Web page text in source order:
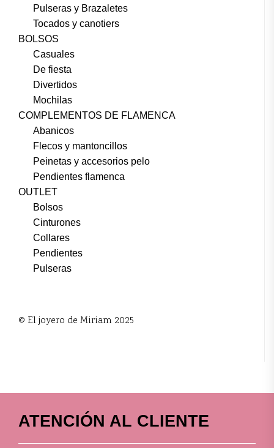
Pulseras y Brazaletes
Tocados y canotiers
BOLSOS
Casuales
De fiesta
Divertidos
Mochilas
COMPLEMENTOS DE FLAMENCA
Abanicos
Flecos y mantoncillos
Peinetas y accesorios pelo
Pendientes flamenca
OUTLET
Bolsos
Cinturones
Collares
Pendientes
Pulseras
© El joyero de Miriam 2025
ATENCIÓN AL CLIENTE